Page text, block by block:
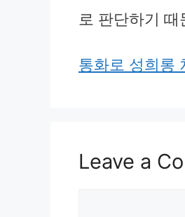
로 판단하기
통화로 성희롱
Leave a